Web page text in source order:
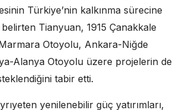
Türkiye’nin kalkınma sürecine
Tianyuan, 1915 Çanakkale
Otoyolu, Ankara-Niğde
Alanya Otoyolu üzere projelerin de
tabir etti.
yenilenebilir güç yatırımları,